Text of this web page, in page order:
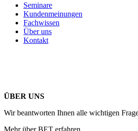
Seminare
Kundenmeinungen
Fachwissen
Über uns
Kontakt
ÜBER UNS
Wir beantworten Ihnen alle wichtigen
Mehr über BET erfahren